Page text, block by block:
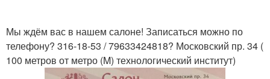
Мы ждём вас в нашем салоне! Записаться можно по
телефону? 316-18-53 / 79633424818? Московский пр. 34 (
100 метров от метро (M) технологический институт)